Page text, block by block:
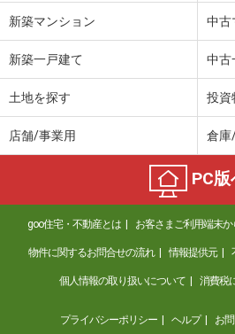
新築マンション 中古
新築一戸建て 中古
土地を探す 投資
店舗/事業用 倉庫
PC版
goo住宅・不動産とは お客さまご利用端末
物件に関するお問合せの流れ 情報提供元
個人情報の取り扱いについて 消費税
プライバシーポリシー ヘルプ お